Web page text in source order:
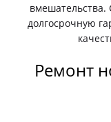
вмешательства.
долгосрочную
Ремонт